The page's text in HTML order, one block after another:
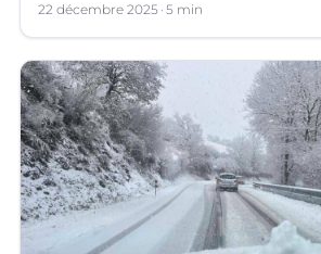
22 décembre 2025 5 min